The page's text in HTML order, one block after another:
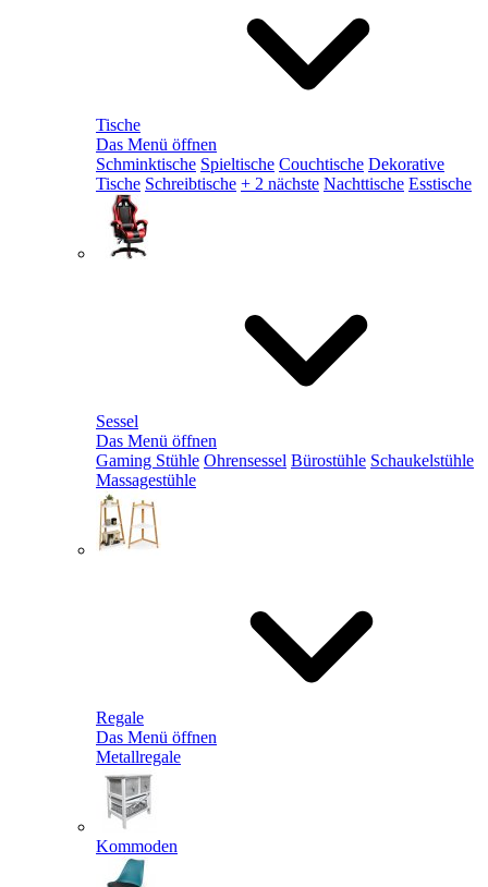
Tische
Das Menü öffnen
Schminktische Spieltische Couchtische Dekorative
Tische Schreibtische + 2 nächste Nachttische Esstische
Sessel
Das Menü öffnen
Gaming Stühle Ohrensessel Bürostühle Schaukelstühle
Massagestühle
Regale
Das Menü öffnen
Metallregale
Kommoden